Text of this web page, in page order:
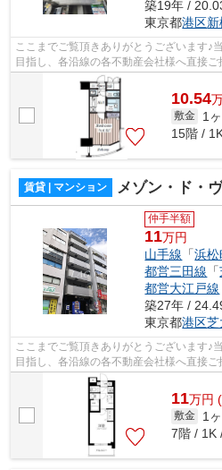
築19年 /
東京都港区
ここまでご覧頂きありがとうございます♪
目指し、各沿線の各不動産会社様へ直接
様へ提供しております！最新の情報は...
10.54
敷金 1
15階 /
賃貸 | マンション メゾン・ド・
仲手半額
11万円
山手線 「浜松
都営三田線 「
都営大江戸線
築27年 /
東京都港区芝
ここまでご覧頂きありがとうございます♪
目指し、各沿線の各不動産会社様へ直接
様へ提供しております！最新の情報は...
11万円
敷金 1
7階 / 1K